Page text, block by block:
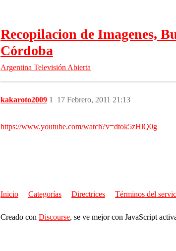
Recopilacion de Imagenes,
Córdoba
Argentina Televisión Abierta
kakaroto2009 17 Febrero, 2011 21:13
1
https://www.youtube.com/watch?v=dtok5zHlQ0g
Inicio Categorías Directrices Términos del
Creado con Discourse, se ve mejor con JavaScript